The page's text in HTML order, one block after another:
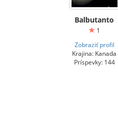
Balbutanto
1
Zobraziť profil
Krajina: Kanada
Príspevky: 144